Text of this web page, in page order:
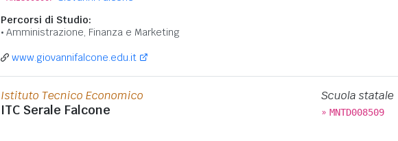
Percorsi di Studio:
Amministrazione, Finanza e Marketing
www.giovannifalcone.edu.it
Istituto Tecnico Economico
ITC Serale Falcone
Scuola statale
» MNTD008509